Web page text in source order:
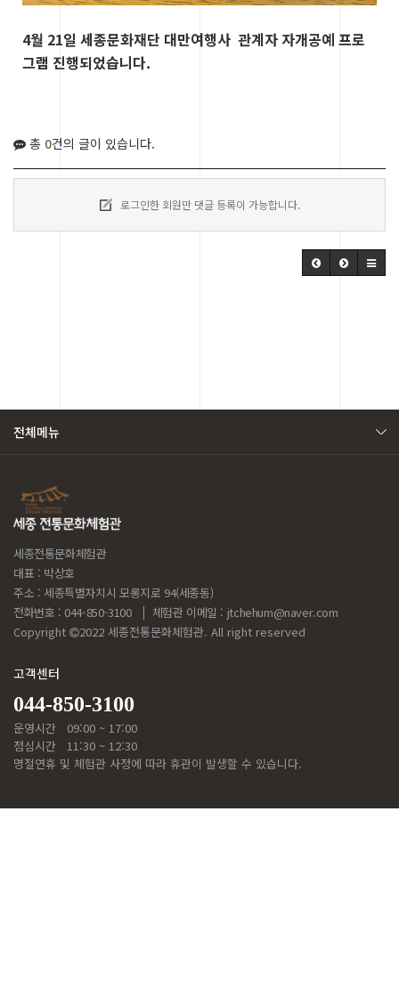
4월 21일 세종문화재단 대만여행사 관계자 자개공예 프로
그램 진행되었습니다.
총 0건의 글이 있습니다.
로그인한 회원만 댓글 등록이 가능합니다.
전체메뉴
세종전통문화체험관
대표 : 박상호
주소 : 세종특별자치시 모롱지로 94(세종동)
전화번호 : 044-850-3100
체험관 이메일 : jtchehum@naver.com
Copyright
2022 세종전통문화체험관. All right reserved
고객센터
044-850-3100
운영시간
09:00 ~ 17:00
점심시간
11:30 ~ 12:30
명절연휴 및 체험관 사정에 따라 휴관이 발생할 수 있습니다.